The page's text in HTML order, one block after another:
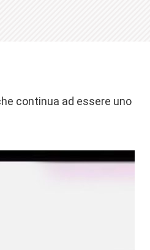
continua ad essere uno